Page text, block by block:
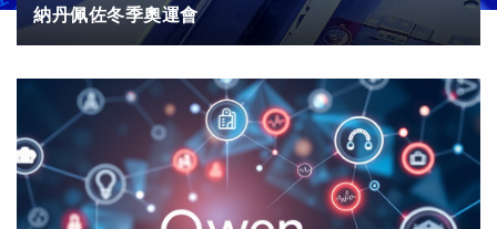
納丹佩佐冬季奧運會